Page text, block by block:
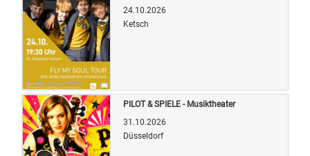
Quelle: Veranstalter
24.10.2026
Ketsch
PILOT & SPIELE - Musiktheater
31.10.2026
Düsseldorf